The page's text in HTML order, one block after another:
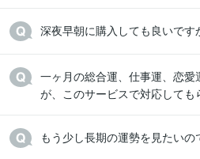
深夜早朝に購入しても良いです
一ヶ月の総合運、仕事運、恋
が、このサービスで対応しても
もう少し長期の運勢を見たいの